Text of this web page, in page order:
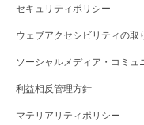
セキュリティポリシー
ウェブアクセシビリティの取
ソーシャルメディア・コミュ
利益相反管理方針
マテリアリティポリシー